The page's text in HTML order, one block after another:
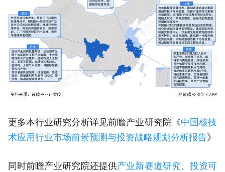
更多本行业研究分析详见前瞻产业研究院《中国核技
术应用行业市场前景预测与投资战略规划分析报告》
同时前瞻产业研究院还提供产业新赛道研究、投资可